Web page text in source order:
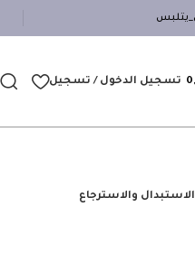
تسجيل الدخول / تسجيل
والاسترجاع